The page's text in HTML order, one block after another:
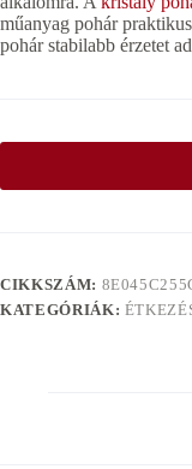
műanyag pohár
pohár stabilabb érzetet
CIKKSZÁM:
KATEGÓRIÁK: